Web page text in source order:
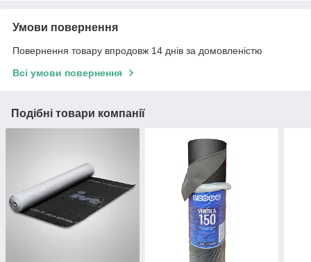
Умови повернення
Повернення товару впродовж 14 днів за домовленістю
Всі умови повернення
Подібні товари компанії